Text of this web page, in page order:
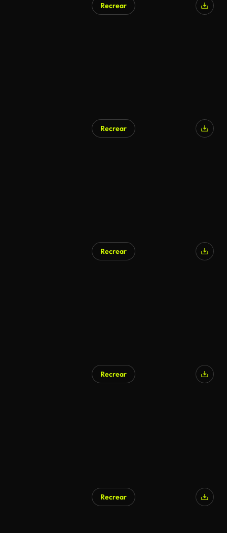
Recrear
Recrear
Recrear
Recrear
Recrear